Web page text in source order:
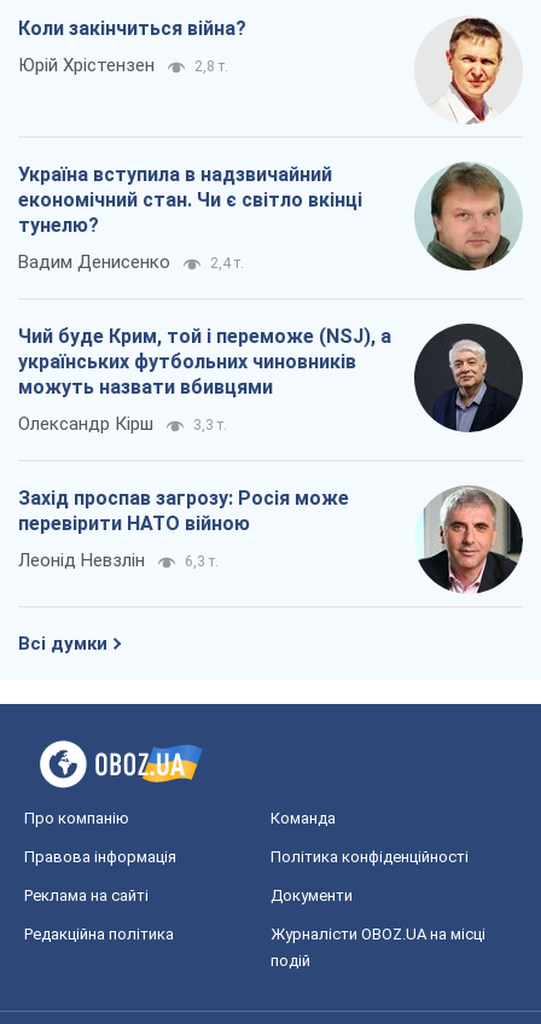
Коли закінчиться війна?
Юрій Хрістензен 2,8 т.
Україна вступила в надзвичайний
економічний стан. Чи є світло вкінці
тунелю?
Вадим Денисенко 2,4 т.
Чий буде Крим, той і переможе (NSJ), а
українських футбольних чиновників
можуть назвати вбивцями
Олександр Кірш 3,3 т.
Захід проспав загрозу: Росія може
перевірити НАТО війною
Леонід Невзлін 6,3 т.
Всі думки
Про компанію Команда
Правова інформація Політика конфіденційності
Реклама на сайті Документи
Редакційна політика
Журналісти OBOZ.UA на місці
подій